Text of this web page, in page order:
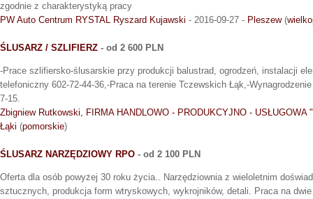
zgodnie z charakterystyką pracy
PW Auto Centrum RYSTAL Ryszard Kujawski - 2016-09-27 - Pleszew(
ŚLUSARZ / SZLIFIERZ - od 2 600 PLN
-Prace szlifiersko-ślusarskie przy produkcji balustrad, ogrodzeń, instalacji
telefoniczny 602-72-44-36,-Praca na terenie Tczewskich Łąk,-
7-15.
Zbigniew Rutkowski, FIRMA HANDLOWO - PRODUKCYJNO - USŁUGOWA
Łąki (pomorskie)
ŚLUSARZ NARZĘDZIOWY RPO - od 2 100 PLN
Oferta dla osób powyżej 30 roku życia.. Narzędziownia z wieloletnim
sztucznych, produkcja form wtryskowych, wykrojników, detali. Praca na